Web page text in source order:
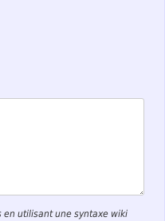
utilisant une syntaxe wiki